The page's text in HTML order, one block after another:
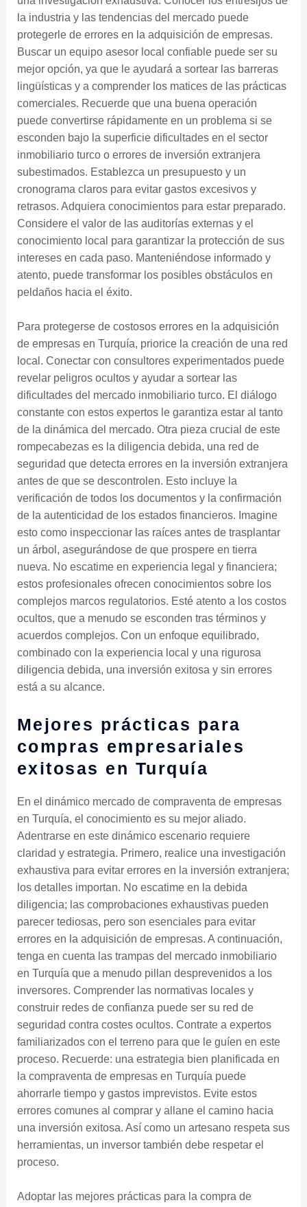
la industria y las tendencias del mercado puede
protegerle de errores en la adquisición de empresas.
Buscar un equipo asesor local confiable puede ser su
mejor opción, ya que le ayudará a sortear las barreras
lingüísticas y a comprender los matices de las prácticas
comerciales. Recuerde que una buena operación
puede convertirse rápidamente en un problema si se
esconden bajo la superficie dificultades en el sector
inmobiliario turco o errores de inversión extranjera
subestimados. Establezca un presupuesto y un
cronograma claros para evitar gastos excesivos y
retrasos. Adquiera conocimientos para estar preparado.
Considere el valor de las auditorías externas y el
conocimiento local para garantizar la protección de sus
intereses en cada paso. Manteniéndose informado y
atento, puede transformar los posibles obstáculos en
peldaños hacia el éxito.
Para protegerse de costosos errores en la adquisición
de empresas en Turquía, priorice la creación de una red
local. Conectar con consultores experimentados puede
revelar peligros ocultos y ayudar a sortear las
dificultades del mercado inmobiliario turco. El diálogo
constante con estos expertos le garantiza estar al tanto
de la dinámica del mercado. Otra pieza crucial de este
rompecabezas es la diligencia debida, una red de
seguridad que detecta errores en la inversión extranjera
antes de que se descontrolen. Esto incluye la
verificación de todos los documentos y la confirmación
de la autenticidad de los estados financieros. Imagine
esto como inspeccionar las raíces antes de trasplantar
un árbol, asegurándose de que prospere en tierra
nueva. No escatime en experiencia legal y financiera;
estos profesionales ofrecen conocimientos sobre los
complejos marcos regulatorios. Esté atento a los costos
ocultos, que a menudo se esconden tras términos y
acuerdos complejos. Con un enfoque equilibrado,
combinado con la experiencia local y una rigurosa
diligencia debida, una inversión exitosa y sin errores
está a su alcance.
Mejores prácticas para
compras empresariales
exitosas en Turquía
En el dinámico mercado de compraventa de empresas
en Turquía, el conocimiento es su mejor aliado.
Adentrarse en este dinámico escenario requiere
claridad y estrategia. Primero, realice una investigación
exhaustiva para evitar errores en la inversión extranjera;
los detalles importan. No escatime en la debida
diligencia; las comprobaciones exhaustivas pueden
parecer tediosas, pero son esenciales para evitar
errores en la adquisición de empresas. A continuación,
tenga en cuenta las trampas del mercado inmobiliario
en Turquía que a menudo pillan desprevenidos a los
inversores. Comprender las normativas locales y
construir redes de confianza puede ser su red de
seguridad contra costes ocultos. Contrate a expertos
familiarizados con el terreno para que le guíen en este
proceso. Recuerde: una estrategia bien planificada en
la compraventa de empresas en Turquía puede
ahorrarle tiempo y gastos imprevistos. Evite estos
errores comunes al comprar y allane el camino hacia
una inversión exitosa. Así como un artesano respeta sus
herramientas, un inversor también debe respetar el
proceso.
Adoptar las mejores prácticas para la compra de